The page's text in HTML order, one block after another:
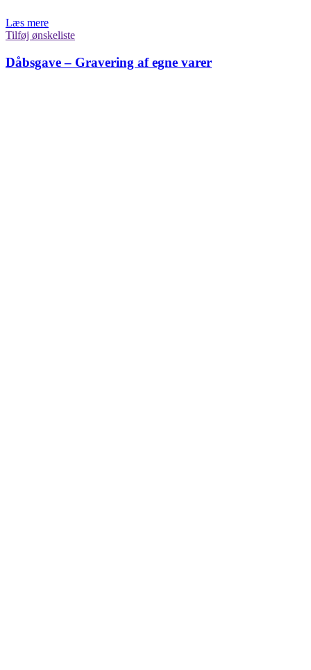
Læs mere
Tilføj ønskeliste
Dåbsgave – Gravering af egne varer